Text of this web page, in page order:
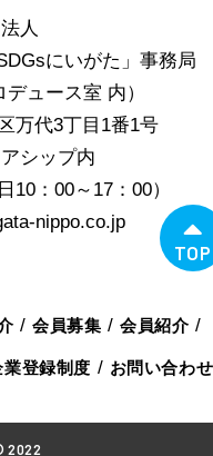
TOP
法人
にいがた」事務局
ュース室 内）
万代3丁目1番1号
シップ内
10：00～17：00）
nippo.co.jp
会員募集 会員紹介
登録制度 お問い合わせ
2022